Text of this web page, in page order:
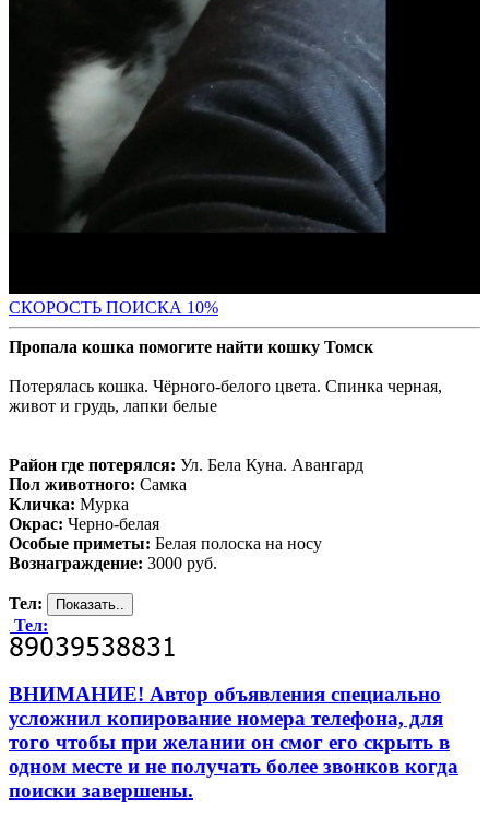
СКОРОСТЬ ПОИСКА 10%
Пропала кошка помогите найти кошку Томск
Потерялась кошка. Чёрного-белого цвета. Спинка черная,
живот и грудь, лапки белые
Район где потерялся: Ул. Бела Куна. Авангард
Пол животного: Самка
Кличка: Мурка
Окрас: Черно-белая
Особые приметы: Белая полоска на носу
Вознаграждение: 3000 руб.
Тел:
Тел:
ВНИМАНИЕ! Автор объявления специально
усложнил копирование номера телефона, для
того чтобы при желании он смог его скрыть в
одном месте и не получать более звонков когда
поиски завершены.